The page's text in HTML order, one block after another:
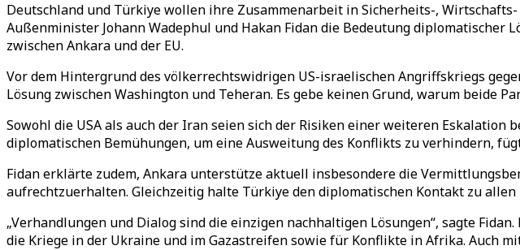
Deutschland und Türkiye wollen ihre Zusammenarbeit in Sicherheits-,
Außenminister Johann Wadephul und Hakan Fidan die Bedeutung
zwischen Ankara und der EU.
Vor dem Hintergrund des völkerrechtswidrigen US-israelischen Angriffskriegs
Lösung zwischen Washington und Teheran. Es gebe keinen Grund, warum beide
Sowohl die USA als auch der Iran seien sich der Risiken einer weiteren
diplomatischen Bemühungen, um eine Ausweitung des Konflikts zu verhindern,
Fidan erklärte zudem, Ankara unterstütze aktuell insbesondere die
aufrechtzuerhalten. Gleichzeitig halte Türkiye den diplomatischen Kontakt zu
„Verhandlungen und Dialog sind die einzigen nachhaltigen Lösungen“, sagte
die Kriege in der Ukraine und im Gazastreifen sowie für Konflikte in Afrika. Auch